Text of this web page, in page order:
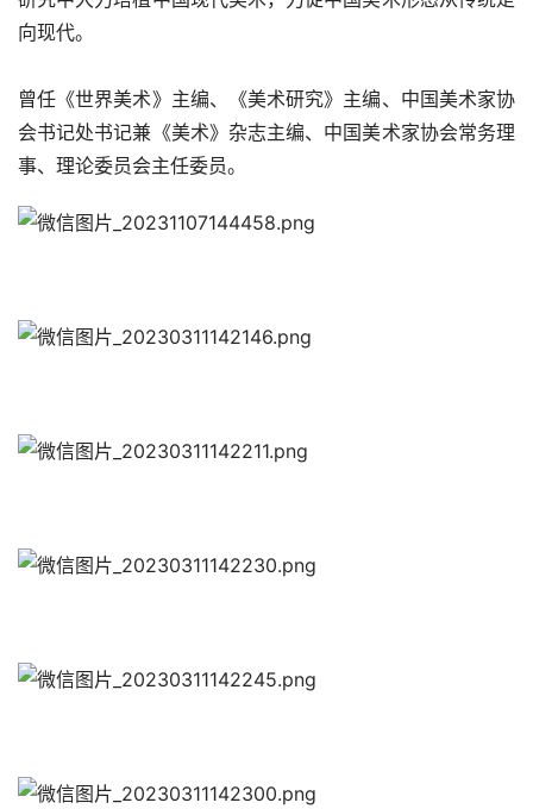
向现代。
曾任《世界美术》主编、《美术研究》主编、中国美术家协
会书记处书记兼《美术》杂志主编、中国美术家协会常务理
事、理论委员会主任委员。